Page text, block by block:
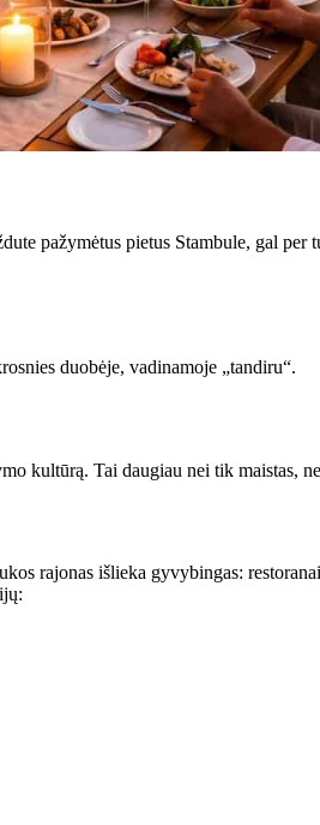
pažymėtus pietus Stambule, gal per
duobėje, vadinamoje „tandiru“.
kultūrą. Tai daugiau nei tik maistas,
rajonas išlieka gyvybingas: